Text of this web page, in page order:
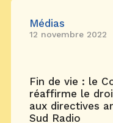
Médias
12 novembre 2022
Fin de vie : le
réaffirme le
aux directives
Sud Radio